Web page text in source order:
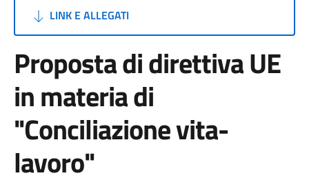
LINK E ALLEGATI
Proposta di direttiva UE
in materia di
"Conciliazione vita-
lavoro"